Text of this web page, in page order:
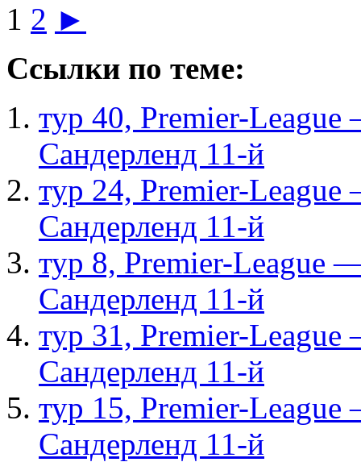
1 2 ►
Ссылки по теме:
тур 40, Рremier-
Сандерленд 11-й
тур 24, Рremier-
Сандерленд 11-й
тур 8, Рremier-League
Сандерленд 11-й
тур 31, Рremier-
Сандерленд 11-й
тур 15, Рremier-
Сандерленд 11-й